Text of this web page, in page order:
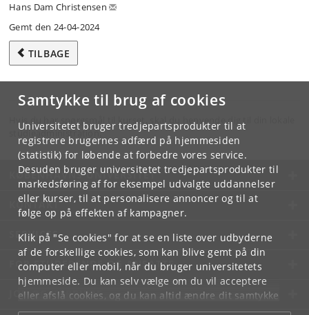
Samtykke til brug af cookies
Universitetet bruger tredjepartsprodukter til at
registrere brugernes adfærd på hjemmesiden
(statistik) for løbende at forbedre vores service.
Desuden bruger universitetet tredjepartsprodukter til
markedsføring af for eksempel udvalgte uddannelser
eller kurser, til at personalisere annoncer og til at
følge op på effekten af kampagner.
Klik på "Se cookies" for at se en liste over udbyderne
af de forskellige cookies, som kan blive gemt på din
computer eller mobil, når du bruger universitetets
hjemmeside. Du kan selv vælge om du vil acceptere
eller afslå cookies, og du kan altid ændre dit samtykke
underCookie- og privatlivspolitiksom du finder i
Hans Dam Christensen
Gemt den 24-04-2024
TILBAGE
Hvis du har spørgsmål til kurset, skal du henvende dig til din lokale
studieadministration.
KØBENHAVNS UNIVERSITET
KONTAKT
SERVICES
FOR STUDERENDE OG ANSATTE
JOB OG KARRIERE